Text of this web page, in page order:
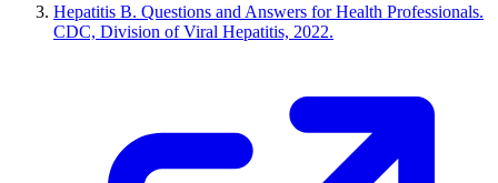
Hepatitis B. Questions and Answers for Health Professionals.
CDC, Division of Viral Hepatitis, 2022.